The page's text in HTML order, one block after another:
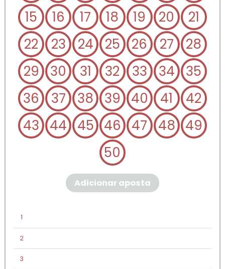
15
16 17 18 19 20
21
22
23 24 25 26 27
28
29
30 31 32 33 34
35
36
37 38 39 40 41
42
43
44 45 46 47 48
49
50
Adicionar aposta
1
2
3